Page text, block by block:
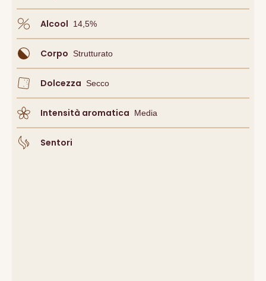
Alcool 14,5%
Corpo Strutturato
Dolcezza Secco
Intensità aromatica Media
Sentori